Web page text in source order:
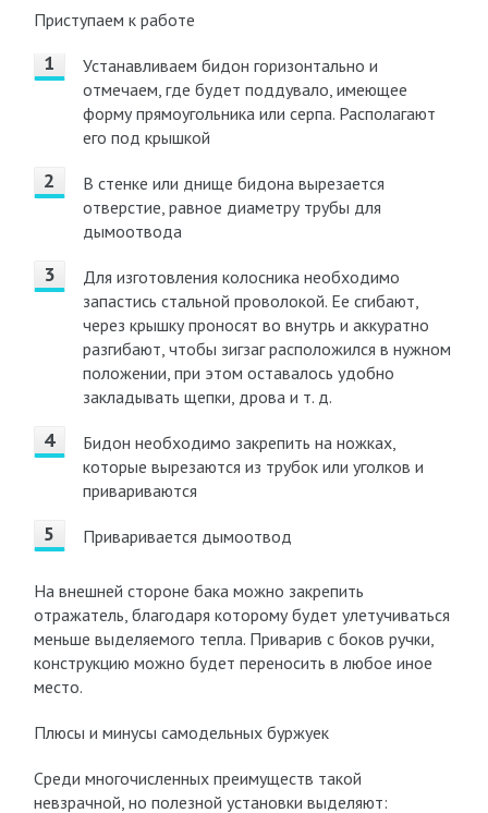
Приступаем к работе
Устанавливаем бидон горизонтально и
отмечаем, где будет поддувало, имеющее
форму прямоугольника или серпа. Располагают
его под крышкой
В стенке или днище бидона вырезается
отверстие, равное диаметру трубы для
дымоотвода
Для изготовления колосника необходимо
запастись стальной проволокой. Ее сгибают,
через крышку проносят во внутрь и аккуратно
разгибают, чтобы зигзаг расположился в нужном
положении, при этом оставалось удобно
закладывать щепки, дрова и т. д.
Бидон необходимо закрепить на ножках,
которые вырезаются из трубок или уголков и
привариваются
Приваривается дымоотвод
На внешней стороне бака можно закрепить
отражатель, благодаря которому будет улетучиваться
меньше выделяемого тепла. Приварив с боков ручки,
конструкцию можно будет переносить в любое иное
место.
Плюсы и минусы самодельных буржуек
Среди многочисленных преимуществ такой
невзрачной, но полезной установки выделяют: